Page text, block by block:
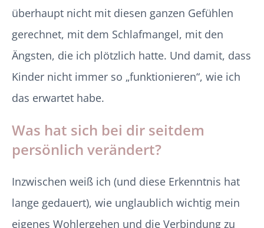
überhaupt nicht mit diesen ganzen Gefühlen
gerechnet, mit dem Schlafmangel, mit den
Ängsten, die ich plötzlich hatte. Und damit, dass
Kinder nicht immer so „funktionieren“, wie ich
das erwartet habe.
Was hat sich bei dir seitdem
persönlich verändert?
Inzwischen weiß ich (und diese Erkenntnis hat
lange gedauert), wie unglaublich wichtig mein
eigenes Wohlergehen und die Verbindung zu